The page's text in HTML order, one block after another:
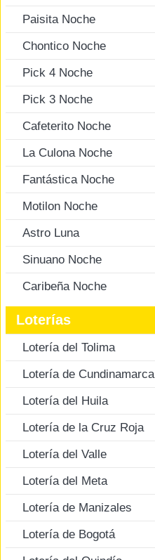
Paisita Noche
Chontico Noche
Pick 4 Noche
Pick 3 Noche
Cafeterito Noche
La Culona Noche
Fantástica Noche
Motilon Noche
Astro Luna
Sinuano Noche
Caribeña Noche
Loterías
Lotería del Tolima
Lotería de Cundinamarca
Lotería del Huila
Lotería de la Cruz Roja
Lotería del Valle
Lotería del Meta
Lotería de Manizales
Lotería de Bogotá